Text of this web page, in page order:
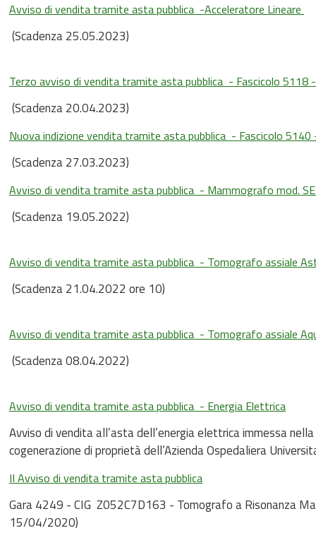
Avviso di vendita tramite asta pubblica -Acceleratore Lineare
(Scadenza 25.05.2023)
Terzo avviso di vendita tramite asta pubblica - Fascicolo
(Scadenza 20.04.2023)
Nuova indizione vendita tramite asta pubblica - Fascicolo
(Scadenza 27.03.2023)
Avviso di vendita tramite asta pubblica - Mammografo mod.
(Scadenza 19.05.2022)
Avviso di vendita tramite asta pubblica - Tomografo assiale
(Scadenza 21.04.2022 ore 10)
Avviso di vendita tramite asta pubblica - Tomografo assiale
(Scadenza 08.04.2022)
Avviso di vendita tramite asta pubblica - Energia Elettrica
Avviso di vendita all’asta dell’energia elettrica immessa
cogenerazione di proprietà dell’Azienda Ospedaliera
II Avviso di vendita tramite asta pubblica
Gara 4249 - CIG Z052C7D163 - Tomografo a Risonanza
15/04/2020)